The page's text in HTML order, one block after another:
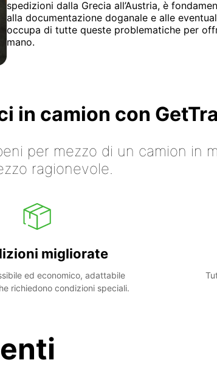
spedizioni dalla Grecia all’Austria, è
alla documentazione doganale e alle
occupa di tutte queste problematiche per
mano.
in camion con
per mezzo di un camion in
ragionevole.
migliorate
ed economico, adattabile
richiedono condizioni speciali.